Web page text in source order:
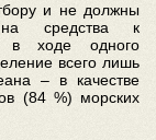
и не должны
на средства к
в ходе одного
всего лишь
– в качестве
(84 %) морских